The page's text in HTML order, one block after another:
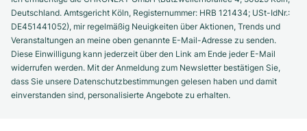
Deutschland. Amtsgericht Köln, Registernummer: HRB 121434; USt-IdNr.:
DE451441052), mir regelmäßig Neuigkeiten über Aktionen, Trends und
Veranstaltungen an meine oben genannte E-Mail-Adresse zu senden.
Diese Einwilligung kann jederzeit über den Link am Ende jeder E-Mail
widerrufen werden. Mit der Anmeldung zum Newsletter bestätigen Sie,
dass Sie unsere Datenschutzbestimmungen gelesen haben und damit
einverstanden sind, personalisierte Angebote zu erhalten.